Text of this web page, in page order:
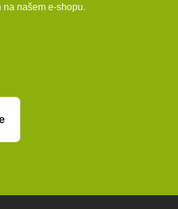
na našem e-shopu.